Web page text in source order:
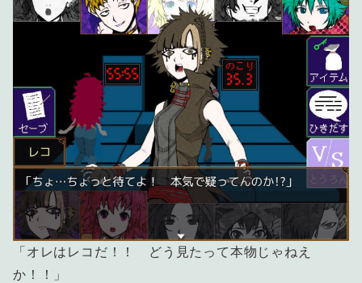
「オレはレコだ！！ どう見たって本物じゃねえ
か！！」